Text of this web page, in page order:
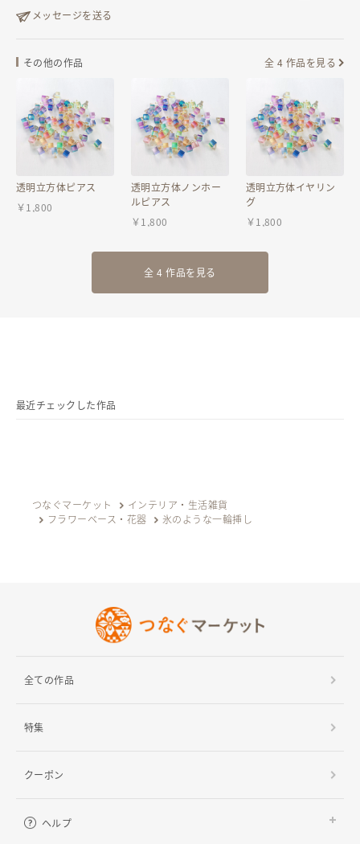
リンクをコピー
メッセージを送る
その他の作品 全 4 作品を見る
透明立方体ピアス
￥1,800
透明立方体ノンホー
ルピアス
￥1,800
透明立方体イヤリン
グ
￥1,800
全 4 作品を見る
最近チェックした作品
つなぐマーケット
インテリア・生活雑貨
フラワーベース・花器
氷のような一輪挿し
全ての作品
特集
クーポン
ヘルプ